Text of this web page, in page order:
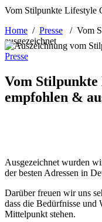
Vom Stilpunkte Lifestyle
Home / Presse / Vom
ausgezeichnet
Presse
Vom
empfohlen &
Ausgezeichnet wurden
der besten Adressen in
Darüber freuen wir uns
dass die Bedürfnisse und
Mittelpunkt stehen.